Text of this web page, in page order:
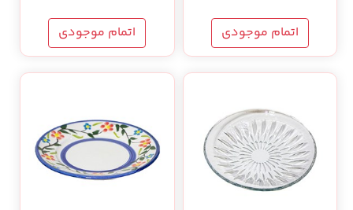
اتمام موجودی اتمام موجودی